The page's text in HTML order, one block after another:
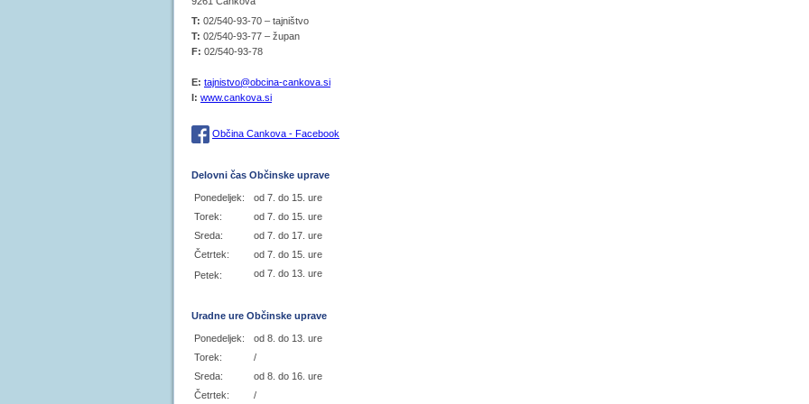
T: 02/540-93-70 – tajništvo
T: 02/540-93-77 – župan
F: 02/540-93-78
E: tajnistvo@obcina-cankova.si
I: www.cankova.si
Občina Cankova - Facebook
Delovni čas Občinske uprave
Ponedeljek:
od 7. do 15. ure
Torek:
od 7. do 15. ure
Sreda:
od 7. do 17. ure
Četrtek:
od 7. do 15. ure
Petek:
od 7. do 13. ure
Uradne ure Občinske uprave
Ponedeljek:
od 8. do 13. ure
Torek:
/
Sreda:
od 8. do 16. ure
Četrtek:
/